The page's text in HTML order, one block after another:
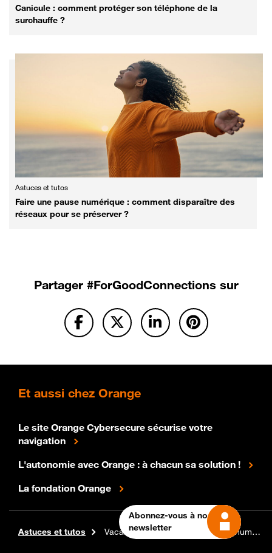
Canicule : comment protéger son téléphone de la
surchauffe ?
Astuces et tutos
Faire une pause numérique : comment disparaître des
réseaux pour se préserver ?
Partager#ForGoodConnections sur
Et aussi chez Orange
Le site Orange Cybersecure sécurise votre
navigation
L'autonomie avec Orange : à chacun sa solution !
La fondation Orange
For Good Connections pour bien vivre le digital
Vie pratique
Astuces et tutos Vacances d’automne : 3 activités numériques pour occuper toute la famille
Abonnez-vous à notre
newsletter